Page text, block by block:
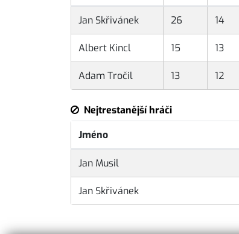
Jan Skřivánek 26 14
Albert Kincl 15 13
Adam Tročil 13 12
Nejtrestanější hráči
Jméno
Jan Musil
Jan Skřivánek